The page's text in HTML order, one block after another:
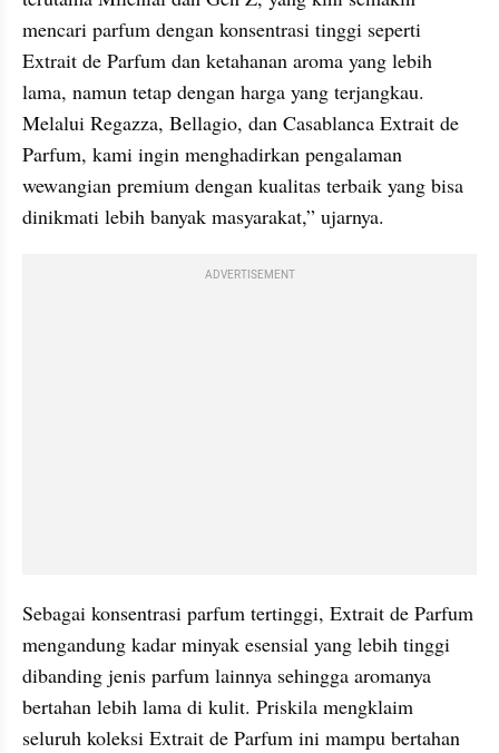
mencari parfum dengan konsentrasi tinggi seperti
Extrait de Parfum dan ketahanan aroma yang lebih
lama, namun tetap dengan harga yang terjangkau.
Melalui Regazza, Bellagio, dan Casablanca Extrait de
Parfum, kami ingin menghadirkan pengalaman
wewangian premium dengan kualitas terbaik yang bisa
dinikmati lebih banyak masyarakat,” ujarnya.
ADVERTISEMENT
Sebagai konsentrasi parfum tertinggi, Extrait de Parfum
mengandung kadar minyak esensial yang lebih tinggi
dibanding jenis parfum lainnya sehingga aromanya
bertahan lebih lama di kulit. Priskila mengklaim
seluruh koleksi Extrait de Parfum ini mampu bertahan